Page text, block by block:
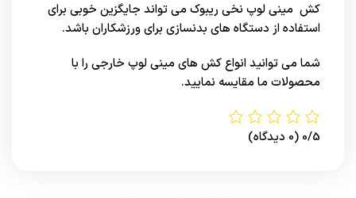
کش مینی لوپ نخی ریبوک می تواند جایگزین خوبی برای
استفاده از دستگاه های بدنسازی برای ورزشکاران باشد.
شما می توانید انواع کش های مینی لوپ خارجی را با
محصولات ما مقایسه نمایید.
0/5 (0 دیدگاه)